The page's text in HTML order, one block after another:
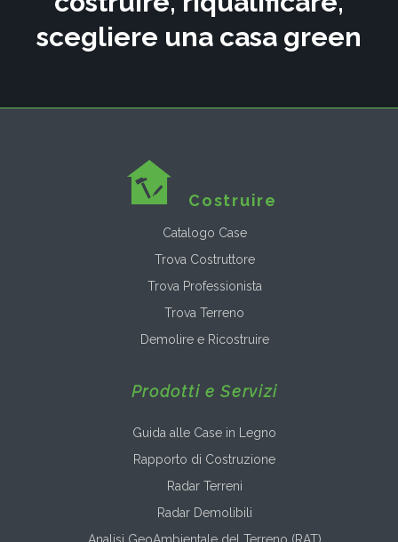
scegliere una casa green
Costruire
Catalogo Case
Trova Costruttore
Trova Professionista
Trova Terreno
Demolire e Ricostruire
Prodotti e Servizi
Guida alle Case in Legno
Rapporto di Costruzione
Radar Terreni
Radar Demolibili